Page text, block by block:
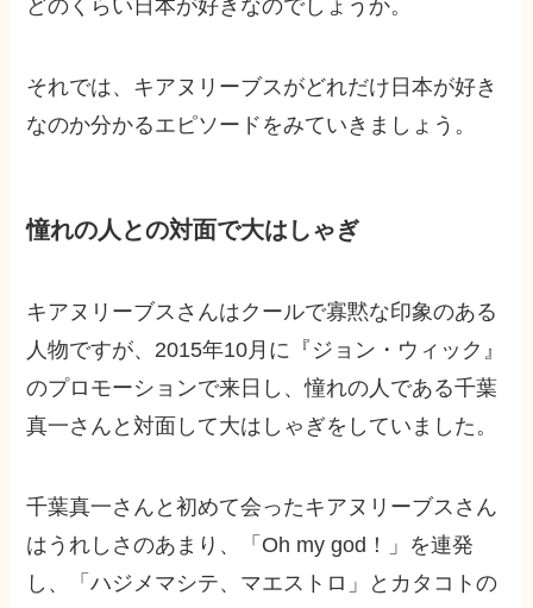
どのくらい日本が好きなのでしょうか。
それでは、キアヌリーブスがどれだけ日本が好き
なのか分かるエピソードをみていきましょう。
憧れの人との対面で大はしゃぎ
キアヌリーブスさんはクールで寡黙な印象のある
人物ですが、2015年10月に『ジョン・ウィック』
のプロモーションで来日し、憧れの人である千葉
真一さんと対面して大はしゃぎをしていました。
千葉真一さんと初めて会ったキアヌリーブスさん
はうれしさのあまり、「Oh my god！」を連発
し、「ハジメマシテ、マエストロ」とカタコトの